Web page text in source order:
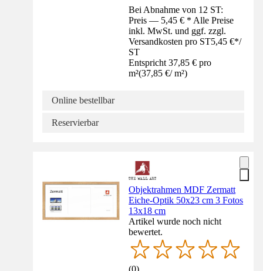
Bei Abnahme von 12 ST:
Preis — 5,45 € * Alle Preise
inkl. MwSt. und ggf. zzgl.
Versandkosten pro ST5,45 €*/
ST
Entspricht 37,85 € pro
m²(37,85 €/ m²)
Online bestellbar
Reservierbar
Objektrahmen MDF Zermatt
Eiche-Optik 50x23 cm 3 Fotos
13x18 cm
Artikel wurde noch nicht
bewertet.
(0)